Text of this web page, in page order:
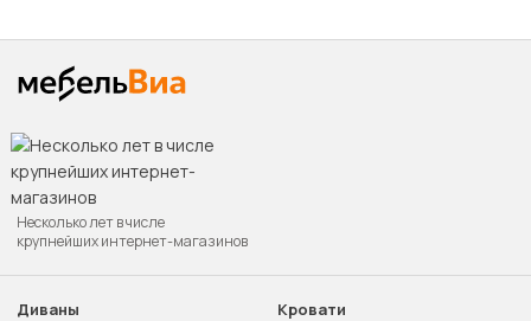
Несколько лет в числе
крупнейших интернет-магазинов
Диваны
Кровати